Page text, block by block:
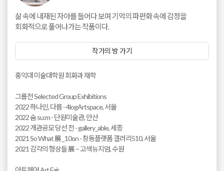
삶 속에 내재된 자아를 들어다 보며 기억의 파편화 속에 감정을
회화적으로 풀어나가는 작품이다.
작가의 방 가기
홍익대 미술대학원 회화과 재학
그룹전 Selected Group Exhibitions
2022 하나인, 다름 - 4logArtspace, 서울
2022 숨 su:m - 단원미술관, 안산
2022 개관공모 당선 전 - gallery_able, 세종
2021 So What 展 _10on - 창동플랫폼 갤러리510, 서울
2021 감각의 형상들 展 – 고색뉴지엄, 수원